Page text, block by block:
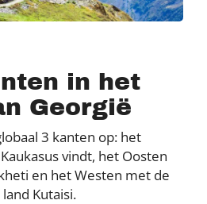
in het
Georgië
3 kanten op: het
vindt, het Oosten
en het Westen met de
Kutaisi.